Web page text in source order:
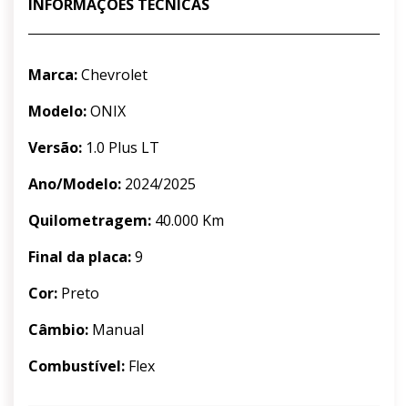
INFORMAÇÕES TÉCNICAS
Marca:Chevrolet
Modelo:ONIX
Versão: 1.0 Plus LT
Ano/Modelo: 2024/2025
Quilometragem: 40.000 Km
Final da placa:9
Cor: Preto
Câmbio: Manual
Combustível: Flex